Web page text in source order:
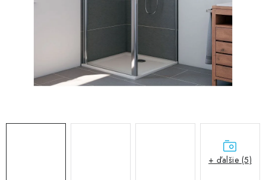
Ochrana osobných údajov GDPR
Kontakty
Predajňa Nitra
Formulár na vrátenie tovaru
+ ďalšie (5)